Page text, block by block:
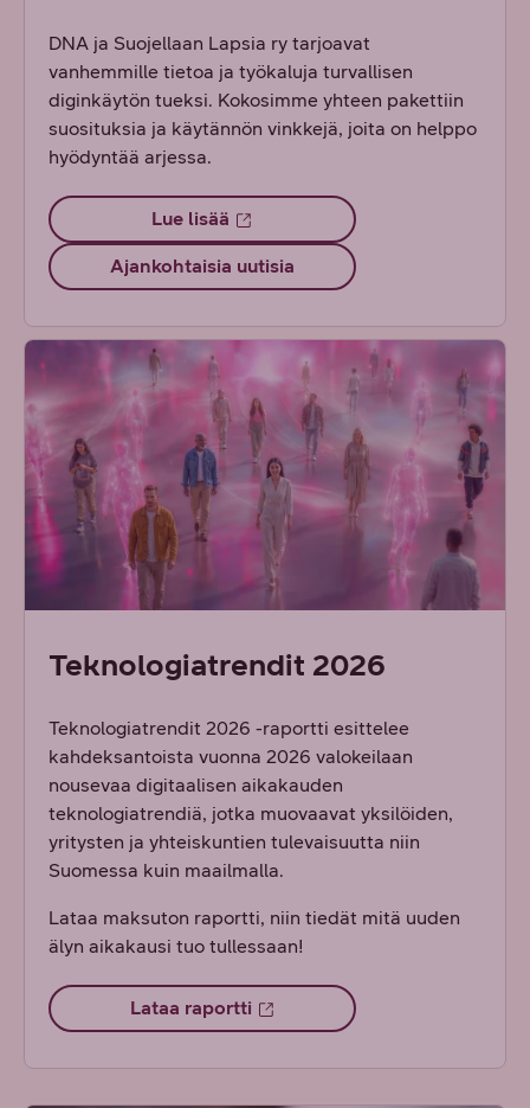
DNA ja Suojellaan Lapsia ry tarjoavat
vanhemmille tietoa ja työkaluja turvallisen
diginkäytön tueksi. Kokosimme yhteen pakettiin
suosituksia ja käytännön vinkkejä, joita on helppo
hyödyntää arjessa.
Lue lisää
Ajankohtaisia uutisia
Teknologiatrendit 2026
Teknologiatrendit 2026 -raportti esittelee
kahdeksantoista vuonna 2026 valokeilaan
nousevaa digitaalisen aikakauden
teknologiatrendiä, jotka muovaavat yksilöiden,
yritysten ja yhteiskuntien tulevaisuutta niin
Suomessa kuin maailmalla.
Lataa maksuton raportti, niin tiedät mitä uuden
älyn aikakausi tuo tullessaan!
Lataa raportti